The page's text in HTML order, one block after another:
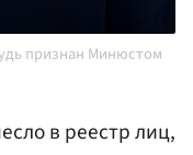
признан Минюстом
в реестр лиц,